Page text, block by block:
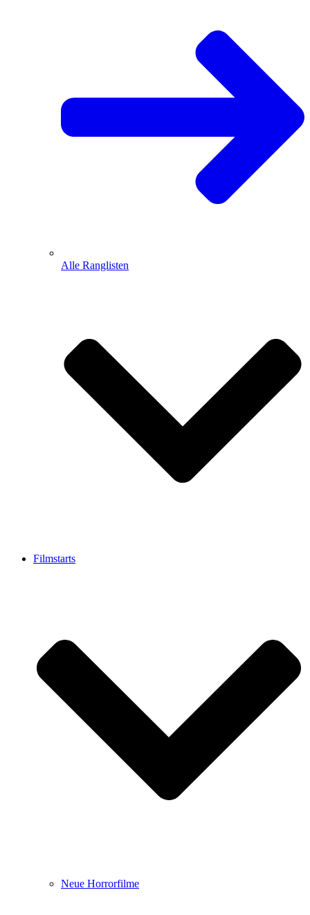
Alle Ranglisten
Filmstarts
Neue Horrorfilme